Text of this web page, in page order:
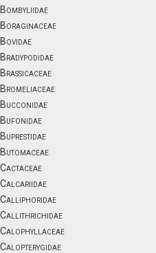
Bombyliidae
Boraginaceae
Bovidae
Bradypodidae
Brassicaceae
Bromeliaceae
Bucconidae
Bufonidae
Buprestidae
Butomaceae
Cactaceae
Calcariidae
Calliphoridae
Callithrichidae
Calophyllaceae
Calopterygidae